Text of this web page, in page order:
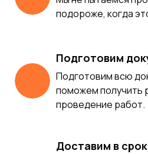
подороже, когда
Подготовим
Подготовим всю
поможем получить
проведение работ.
Доставим в срок